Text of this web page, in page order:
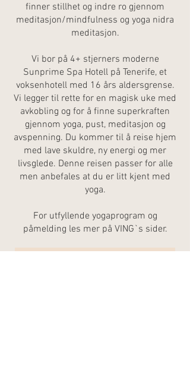
finner stillhet og indre ro gjennom
meditasjon/mindfulness og yoga nidra
meditasjon.
Vi bor på 4+ stjerners moderne
Sunprime Spa Hotell på Tenerife, et
voksenhotell med 16 års aldersgrense.
Vi legger til rette for en magisk uke med
avkobling og for å finne superkraften
gjennom yoga, pust, meditasjon og
avspenning. Du kommer til å reise hjem
med lave skuldre, ny energi og mer
livsglede. Denne reisen passer for alle
men anbefales at du er litt kjent med
yoga.
For utfyllende yogaprogram og
påmelding les mer på VING`s sider.